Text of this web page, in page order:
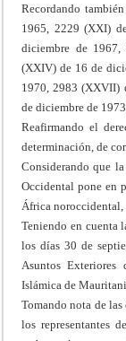
Recordando
1965, 2229 (XXI)
diciembre de
(XXIV) de 16 de
1970, 2983 (XXVII)
de diciembre de 1973,
Reafirmando el
determinación, de
Considerando que
Occidental pone en
África noroccidental,
Teniendo en cuenta
los días 30 de
Asuntos
Islámica de
Tomando nota de
los representantes